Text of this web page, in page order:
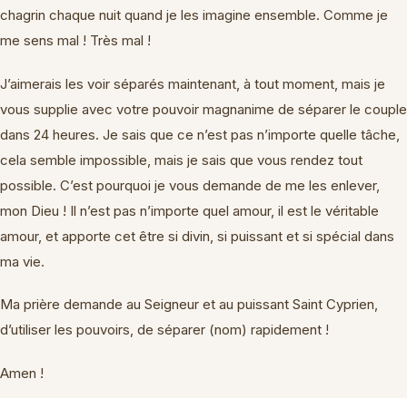
chagrin chaque nuit quand je les imagine ensemble. Comme je
me sens mal ! Très mal !
J’aimerais les voir séparés maintenant, à tout moment, mais je
vous supplie avec votre pouvoir magnanime de séparer le couple
dans 24 heures. Je sais que ce n’est pas n’importe quelle tâche,
cela semble impossible, mais je sais que vous rendez tout
possible. C’est pourquoi je vous demande de me les enlever,
mon Dieu ! Il n’est pas n’importe quel amour, il est le véritable
amour, et apporte cet être si divin, si puissant et si spécial dans
ma vie.
Ma prière demande au Seigneur et au puissant Saint Cyprien,
d’utiliser les pouvoirs, de séparer (nom) rapidement !
Amen !